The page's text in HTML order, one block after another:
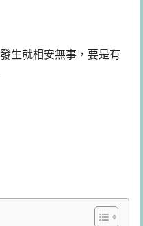
生就相安無事，要是有